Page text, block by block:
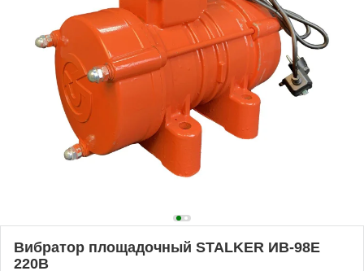
Вибратор площадочный STALKER ИВ-98Е
220В